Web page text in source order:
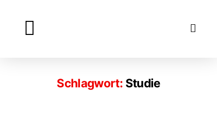
Schlagwort: Studie